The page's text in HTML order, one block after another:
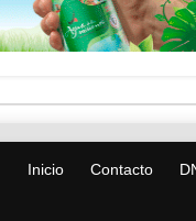
Inicio Contacto